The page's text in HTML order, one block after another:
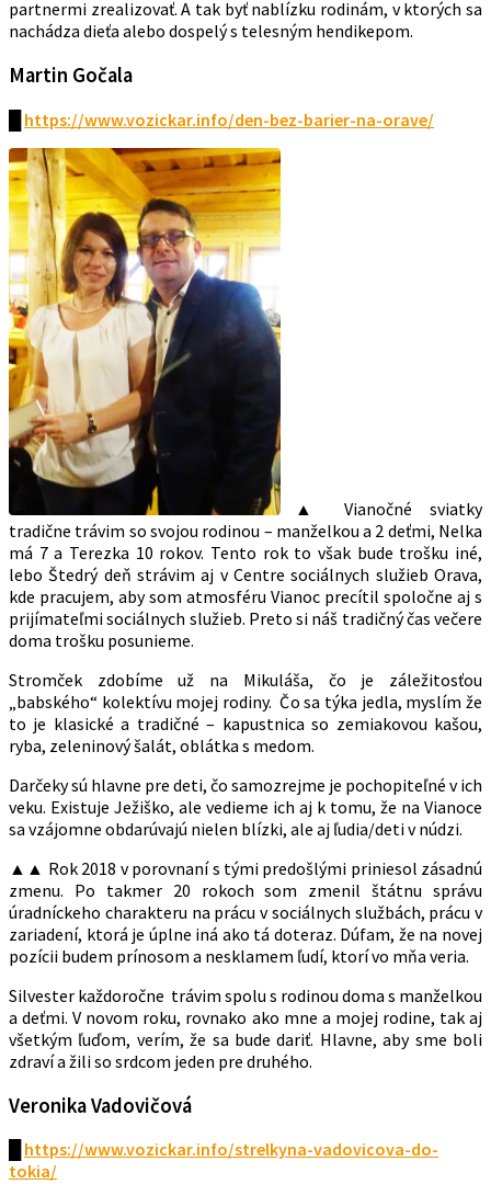
partnermi zrealizovať. A tak byť nablízku rodinám, v ktorých sa
nachádza dieťa alebo dospelý s telesným hendikepom.
Martin Gočala
https://www.vozickar.info/den-bez-barier-na-orave/
▲ Vianočné sviatky
tradične trávim so svojou rodinou – manželkou a 2 deťmi, Nelka
má 7 a Terezka 10 rokov. Tento rok to však bude trošku iné,
lebo Štedrý deň strávim aj v Centre sociálnych služieb Orava,
kde pracujem, aby som atmosféru Vianoc precítil spoločne aj s
prijímateľmi sociálnych služieb. Preto si náš tradičný čas večere
doma trošku posunieme.
Stromček zdobíme už na Mikuláša, čo je záležitosťou
„babského“ kolektívu mojej rodiny. Čo sa týka jedla, myslím že
to je klasické a tradičné – kapustnica so zemiakovou kašou,
ryba, zeleninový šalát, oblátka s medom.
Darčeky sú hlavne pre deti, čo samozrejme je pochopiteľné v ich
veku. Existuje Ježiško, ale vedieme ich aj k tomu, že na Vianoce
sa vzájomne obdarúvajú nielen blízki, ale aj ľudia/deti v núdzi.
▲▲ Rok 2018 v porovnaní s tými predošlými priniesol zásadnú
zmenu. Po takmer 20 rokoch som zmenil štátnu správu
úradníckeho charakteru na prácu v sociálnych službách, prácu v
zariadení, ktorá je úplne iná ako tá doteraz. Dúfam, že na novej
pozícii budem prínosom a nesklamem ľudí, ktorí vo mňa veria.
Silvester každoročne trávim spolu s rodinou doma s manželkou
a deťmi. V novom roku, rovnako ako mne a mojej rodine, tak aj
všetkým ľuďom, verím, že sa bude dariť. Hlavne, aby sme boli
zdraví a žili so srdcom jeden pre druhého.
Veronika Vadovičová
https://www.vozickar.info/strelkyna-vadovicova-do-
tokia/